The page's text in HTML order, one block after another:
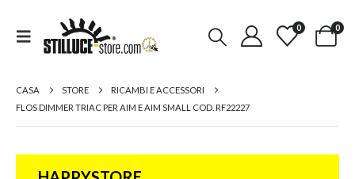
0 0
CASA STORE
RICAMBI E ACCESSORI
FLOS DIMMER TRIAC PER AIM E AIM SMALL COD. RF22227